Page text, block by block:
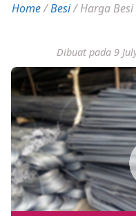
Home/Besi/Harga
Dibuat pada 9